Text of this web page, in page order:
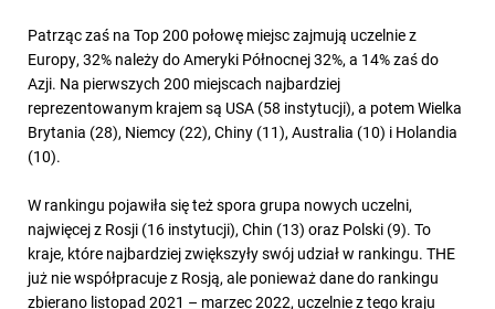
Patrząc zaś na Top 200 połowę miejsc zajmują uczelnie z
Europy, 32% należy do Ameryki Północnej 32%, a 14% zaś do
Azji. Na pierwszych 200 miejscach najbardziej
reprezentowanym krajem są USA (58 instytucji), a potem Wielka
Brytania (28), Niemcy (22), Chiny (11), Australia (10) i Holandia
(10).
W rankingu pojawiła się też spora grupa nowych uczelni,
najwięcej z Rosji (16 instytucji), Chin (13) oraz Polski (9). To
kraje, które najbardziej zwiększyły swój udział w rankingu. THE
już nie współpracuje z Rosją, ale ponieważ dane do rankingu
zbierano listopad 2021 – marzec 2022, uczelnie z tego kraju